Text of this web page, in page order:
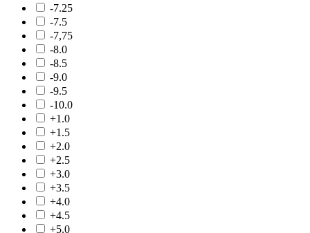
-7.25
-7.5
-7,75
-8.0
-8.5
-9.0
-9.5
-10.0
+1.0
+1.5
+2.0
+2.5
+3.0
+3.5
+4.0
+4.5
+5.0